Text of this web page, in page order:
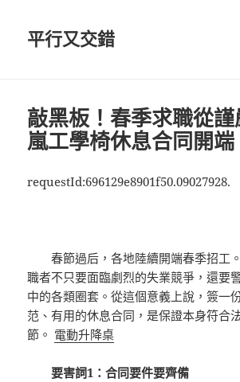
平行又交錯
敲黑板！春季求職從
嵐工學椅休息合同開端
requestId:696129e8901f50.09027928.
春節過后，各地陸續開端春季招工
職者不只要面臨劇烈的失業競爭，還要
中的各類圈套。從這個意義上說，簽一
范、有用的休息合同，是保證本身符合
節。 電動升降桌
要害詞1：合同要件要齊備